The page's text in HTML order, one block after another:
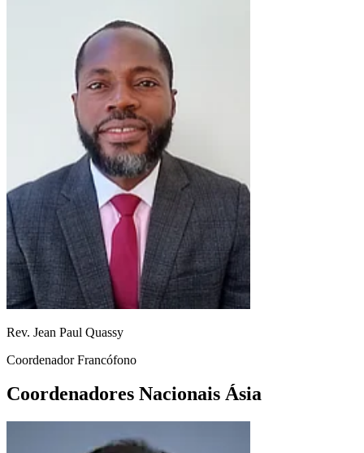
Rev. Jean Paul Quassy
Coordenador Francófono
Coordenadores Nacionais Ásia